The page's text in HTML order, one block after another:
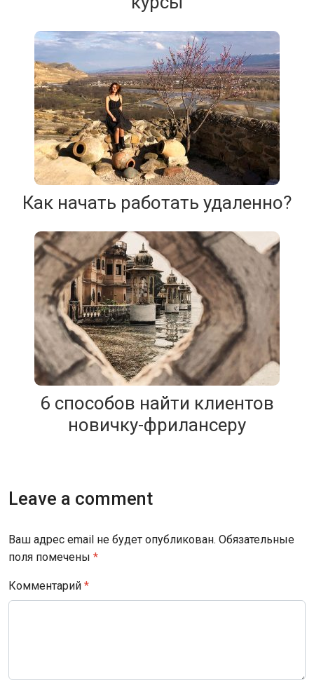
Как начать работать удаленно?
6 способов найти клиентов
новичку-фрилансеру
Leave a comment
Ваш адрес email не будет опубликован. Обязательные
поля помечены *
Комментарий *